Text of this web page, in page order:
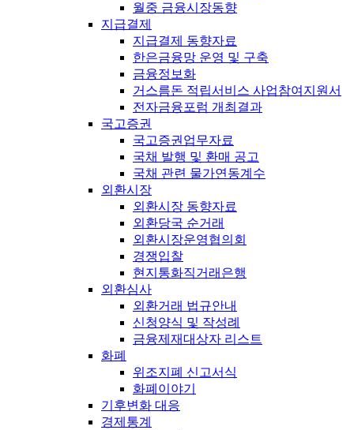
월중 금융시장동향
지급결제
지급결제 동향자료
한은금융망 운영 및 구축
금융정보화
거스름돈 적립서비스 사업참여지원서
전자금융포럼 개최결과
국고증권
국고증권업무자료
국채 발행 및 환매 공고
국채 관련 물가연동계수
외환시장
외환시장 동향자료
외환당국 순거래
외환시장운영협의회
경쟁입찰
현지통화직거래은행
외환심사
외환거래 법규안내
신청양식 및 작성례
금융제재대상자 리스트
화폐
위조지폐 신고서식
화폐이야기
기후변화 대응
경제통계